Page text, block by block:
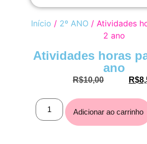
Início / 2º ANO / Atividades
2 ano
Atividades horas
ano
R$10,00 R$
Adicionar ao carrinho